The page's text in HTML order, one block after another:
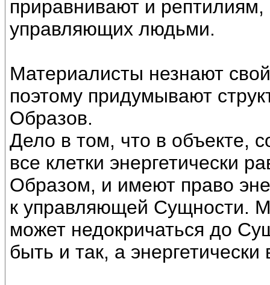
приравнивают и
управляющих людьми.
Материалисты незнают
поэтому придумывают
Образов.
Дело в том, что в объекте,
все клетки энергетически
Образом, и имеют право
к управляющей Сущности.
может недокричаться до
быть и так, а